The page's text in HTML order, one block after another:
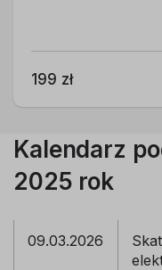
199 zł
Kalendarz
2025 rok
09.03.2026